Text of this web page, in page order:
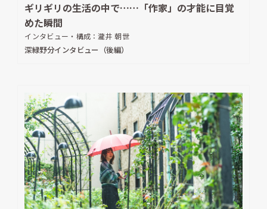
ギリギリの生活の中で……「作家」の才能に目覚
めた瞬間
インタビュー・構成：瀧井 朝世
深緑野分インタビュー（後編）